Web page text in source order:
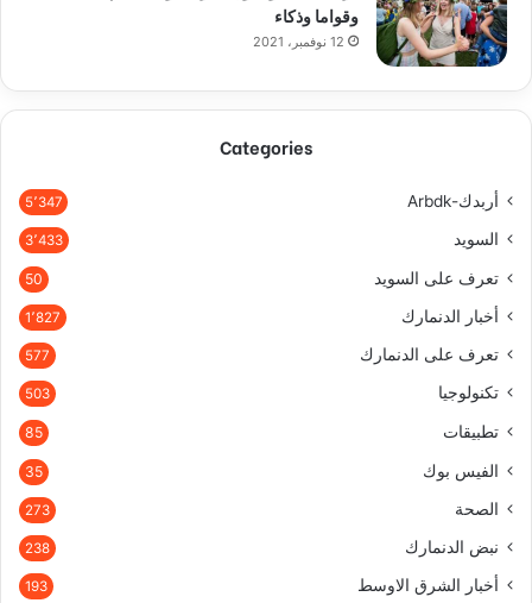
وقواما وذكاء
12 نوفمبر، 2021
Categories
أربدك-Arbdk 5٬347
السويد 3٬433
تعرف على السويد 50
أخبار الدنمارك 1٬827
تعرف على الدنمارك 577
تكنولوجيا 503
تطبيقات 85
الفيس بوك 35
الصحة 273
نبض الدنمارك 238
أخبار الشرق الاوسط 193